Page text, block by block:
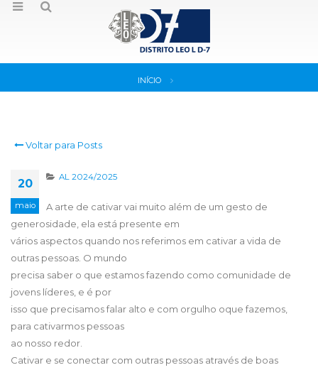
INÍCIO
Voltar para Posts
20
maio
AL 2024/2025
A arte de cativar vai muito além de um gesto de
generosidade, ela está presente em
vários aspectos quando nos referimos em cativar a vida de
outras pessoas. O mundo
precisa saber o que estamos fazendo como comunidade de
jovens líderes, e é por
isso que precisamos falar alto e com orgulho oque fazemos,
para cativarmos pessoas
ao nosso redor.
Cativar e se conectar com outras pessoas através de boas